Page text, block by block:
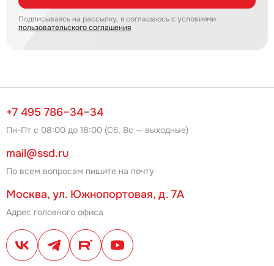
Подписываясь на рассылку, я соглашаюсь с условиями
пользовательского соглашения
+7 495 786–34–34
Пн-Пт с 08:00 до 18:00 (Сб, Вс — выходные)
mail@ssd.ru
По всем вопросам пишите на почту
Москва, ул. Южнопортовая, д. 7А
Адрес головного офиса